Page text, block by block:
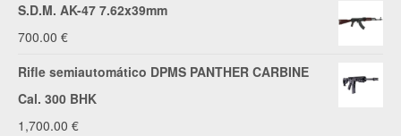
1,400.00 €.800.00 €.
S.D.M. AK-47 7.62x39mm
700.00 €
Rifle semiautomático DPMS PANTHER CARBINE
Cal. 300 BHK
1,700.00 €